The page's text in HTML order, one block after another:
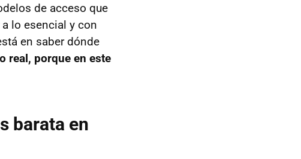
de acceso que
lo esencial y con
en saber dónde
real, porque en este
barata en